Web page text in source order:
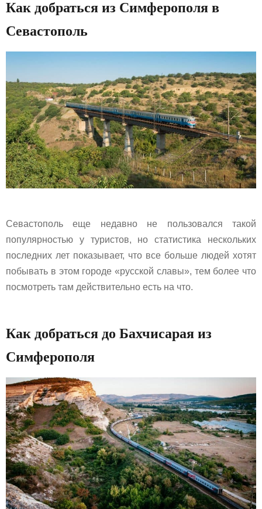
Как добраться из Симферополя в
Севастополь
Севастополь еще недавно не пользовался такой
популярностью у туристов, но статистика нескольких
последних лет показывает, что все больше людей хотят
побывать в этом городе «русской славы», тем более что
посмотреть там действительно есть на что.
Как добраться до Бахчисарая из
Симферополя